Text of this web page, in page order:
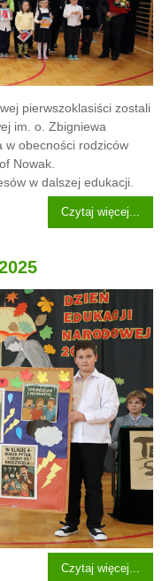
pierwszoklasiści zostali
im. o. Zbigniewa
w obecności rodziców
Nowak.
w dalszej edukacji.
Czytaj więcej...
Czytaj więcej...